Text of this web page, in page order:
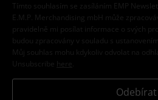
Tímto souhlasím se zasíláním EMP
E.M.P. Merchandising mbH může
pravidelně mi posílat informace o svých
budou zpracovány v souladu s
Můj souhlas mohu kdykoliv odvolat na
Unsubscribe here
Odebírat